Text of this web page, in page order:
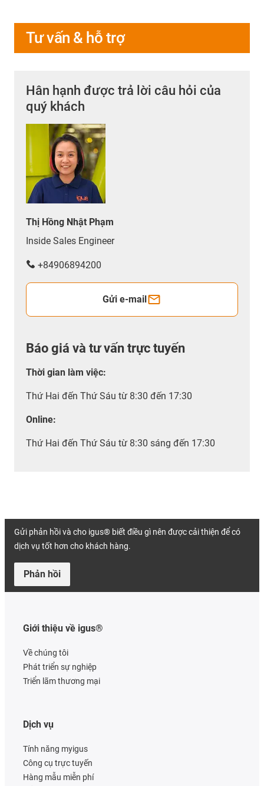
Tư vấn & hỗ trợ
Hân hạnh được trả lời câu hỏi của
quý khách
Thị Hồng Nhật Phạm
Inside Sales Engineer
+84906894200
Gửi e-mail
Báo giá và tư vấn trực tuyến
Thời gian làm việc:
Thứ Hai đến Thứ Sáu từ 8:30 đến 17:30
Online:
Thứ Hai đến Thứ Sáu từ 8:30 sáng đến 17:30
Gửi phản hồi và cho igus® biết điều gì nên được cải thiện để có
dịch vụ tốt hơn cho khách hàng.
Phản hồi
Giới thiệu về igus®
Về chúng tôi
Phát triển sự nghiệp
Triển lãm thương mại
Dịch vụ
Tính năng myigus
Công cụ trực tuyến
Hàng mẫu miễn phí